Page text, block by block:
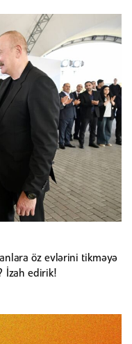
öz evlərini tikməyə
İzah edirik!